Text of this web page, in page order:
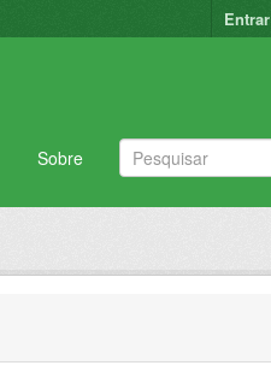
Entrar
Sobre